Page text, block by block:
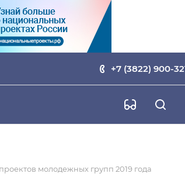
+7 (3822) 900-
молодежных групп 2019 года